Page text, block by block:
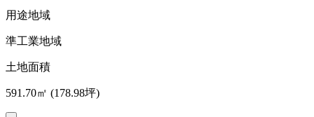
用途地域
準工業地域
土地面積
591.70㎡ (178.98坪)